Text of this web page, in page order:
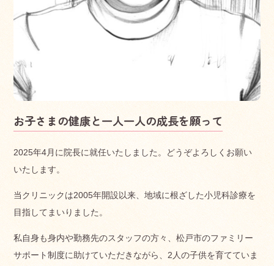
お子さまの健康と一人一人の成長を願って
2025年4月に院長に就任いたしました。どうぞよろしくお願い
いたします。
当クリニックは2005年開設以来、地域に根ざした小児科診療を
目指してまいりました。
私自身も身内や勤務先のスタッフの方々、松戸市のファミリー
サポート制度に助けていただきながら、2人の子供を育てていま